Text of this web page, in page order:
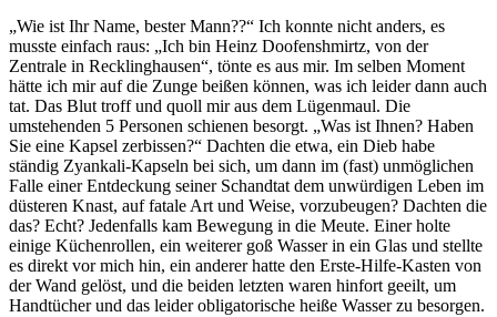
„Wie ist Ihr Name, bester Mann??“ Ich konnte nicht anders, es
musste einfach raus: „Ich bin Heinz Doofenshmirtz, von der
Zentrale in Recklinghausen“, tönte es aus mir. Im selben Moment
hätte ich mir auf die Zunge beißen können, was ich leider dann auch
tat. Das Blut troff und quoll mir aus dem Lügenmaul. Die
umstehenden 5 Personen schienen besorgt. „Was ist Ihnen? Haben
Sie eine Kapsel zerbissen?“ Dachten die etwa, ein Dieb habe
ständig Zyankali-Kapseln bei sich, um dann im (fast) unmöglichen
Falle einer Entdeckung seiner Schandtat dem unwürdigen Leben im
düsteren Knast, auf fatale Art und Weise, vorzubeugen? Dachten die
das? Echt? Jedenfalls kam Bewegung in die Meute. Einer holte
einige Küchenrollen, ein weiterer goß Wasser in ein Glas und stellte
es direkt vor mich hin, ein anderer hatte den Erste-Hilfe-Kasten von
der Wand gelöst, und die beiden letzten waren hinfort geeilt, um
Handtücher und das leider obligatorische heiße Wasser zu besorgen.